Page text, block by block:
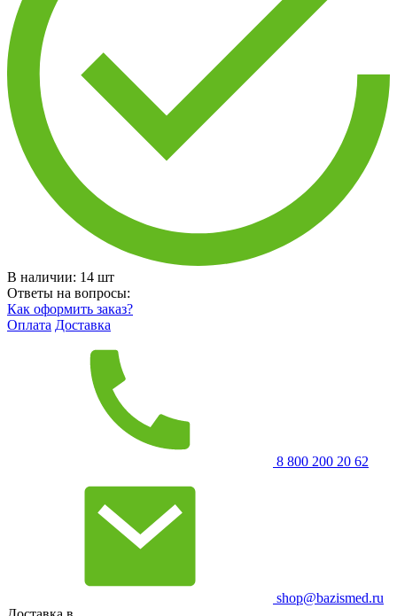
В наличии: 14 шт
Ответы на вопросы:
Как оформить заказ?
Оплата Доставка
8 800 200 20 62
shop@bazismed.ru